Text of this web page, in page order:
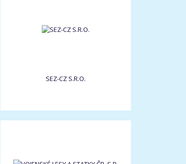
SEZ-CZ S.R.O.